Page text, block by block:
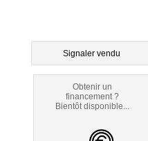
Signaler vendu
Obtenir un
financement ?
Bientôt disponible...